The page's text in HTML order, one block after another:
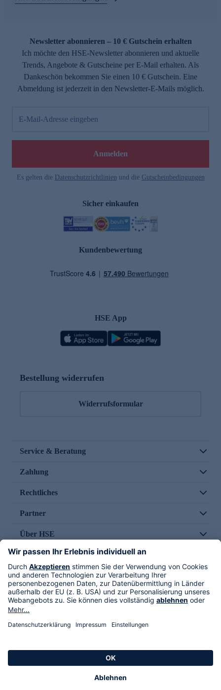
Newsletter abonnieren – 10 € Gutschein erhalten
Ich möchte den HSE-Newsletter abonnieren und aktuelle
Trends, Angebote & Gutscheine per E-Mail erhalten. Als
Dankeschön bekommen Sie einen 10 € Gutschein. Eine
Abmeldung ist jederzeit in den Newsletter-E-Mails möglich.
E-Mail-Adresse eingeben
Anmelden
Es gelten die Datenschutzrichtlinien und die Gutscheinbedingungen
Sicher einkaufen
Kundenbewertung
HSE App
Bestellung widerrufen
Widerrufsformular
Service & Beratung
Zahlung
Rechtliches
Partner
Über HSE
Im TV
HSE International